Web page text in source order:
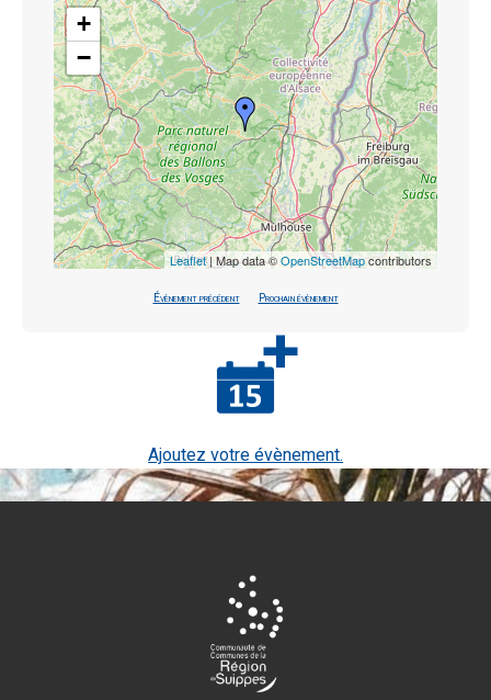
+
−
Leaflet| Map data ©OpenStreetMapcontributors
Évènement précédent Prochain évènement
Ajoutez votre évènement.